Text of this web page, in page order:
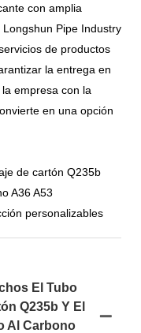
con amplia
Pipe Industry
de productos
la entrega en
empresa con la
en una opción
de cartón Q235b
A36 A53
personalizables
El Tubo
Q235b Y El
Al Carbono